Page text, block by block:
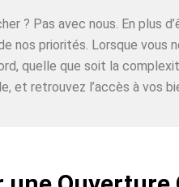
? Pas avec nous. En plus
nos priorités. Lorsque
quelle que soit la
et retrouvez l’accès à vos